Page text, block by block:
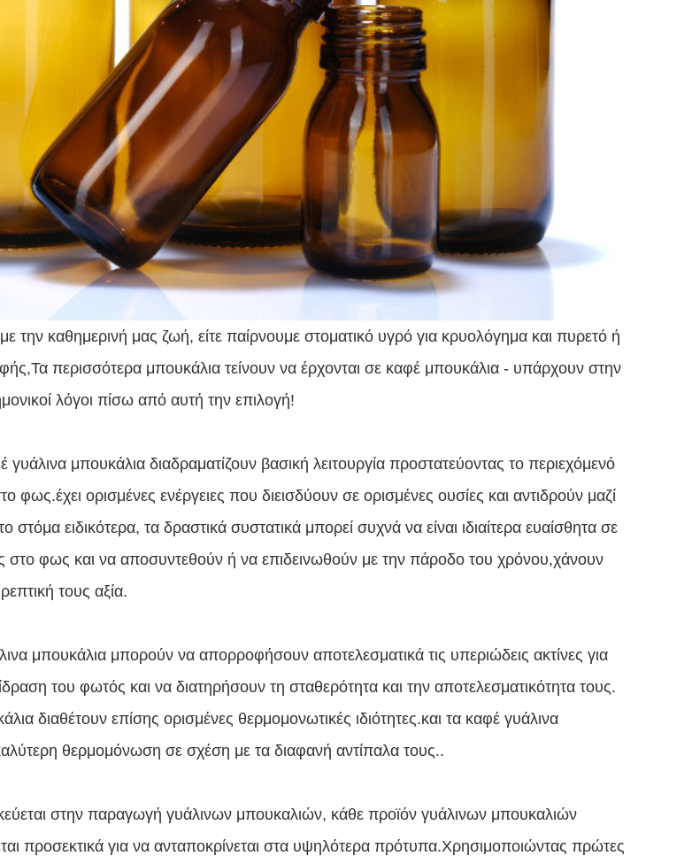
την καθημερινή μας ζωή, είτε παίρνουμε στοματικό υγρό για κρυολόγημα και πυρετό ή
περισσότερα μπουκάλια τείνουν να έρχονται σε καφέ μπουκάλια - υπάρχουν στην
λόγοι πίσω από αυτή την επιλογή!
μπουκάλια διαδραματίζουν βασική λειτουργία προστατεύοντας το περιεχόμενό
φως.έχει ορισμένες ενέργειες που διεισδύουν σε ορισμένες ουσίες και αντιδρούν μαζί
στόμα ειδικότερα, τα δραστικά συστατικά μπορεί συχνά να είναι ιδιαίτερα ευαίσθητα σε
στο φως και να αποσυντεθούν ή να επιδεινωθούν με την πάροδο του χρόνου,χάνουν
τους αξία.
μπουκάλια μπορούν να απορροφήσουν αποτελεσματικά τις υπεριώδεις ακτίνες για
του φωτός και να διατηρήσουν τη σταθερότητα και την αποτελεσματικότητα τους.
διαθέτουν επίσης ορισμένες θερμομονωτικές ιδιότητες.και τα καφέ γυάλινα
θερμομόνωση σε σχέση με τα διαφανή αντίπαλα τους..
στην παραγωγή γυάλινων μπουκαλιών, κάθε προϊόν γυάλινων μπουκαλιών
προσεκτικά για να ανταποκρίνεται στα υψηλότερα πρότυπα.Χρησιμοποιώντας πρώτες